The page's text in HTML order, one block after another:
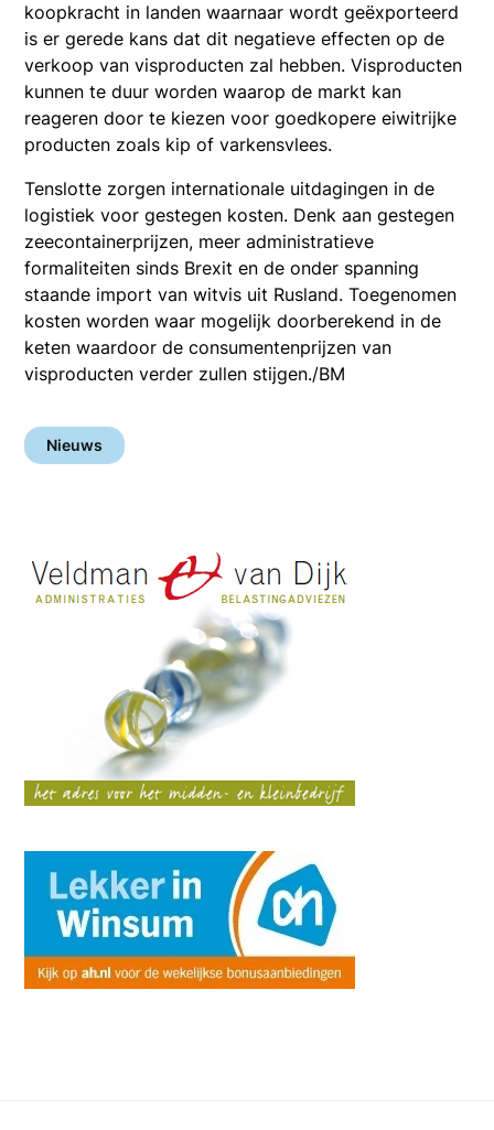
koopkracht in landen waarnaar wordt geëxporteerd
is er gerede kans dat dit negatieve effecten op de
verkoop van visproducten zal hebben. Visproducten
kunnen te duur worden waarop de markt kan
reageren door te kiezen voor goedkopere eiwitrijke
producten zoals kip of varkensvlees.
Tenslotte zorgen internationale uitdagingen in de
logistiek voor gestegen kosten. Denk aan gestegen
zeecontainerprijzen, meer administratieve
formaliteiten sinds Brexit en de onder spanning
staande import van witvis uit Rusland. Toegenomen
kosten worden waar mogelijk doorberekend in de
keten waardoor de consumentenprijzen van
visproducten verder zullen stijgen./BM
Nieuws